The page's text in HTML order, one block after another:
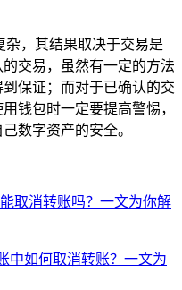
，其结果取决于交易是
交易，虽然有一定的方法
保证；而对于已确认的交
钱包时一定要提高警惕，
数字资产的安全。
取消转账吗？一文为你解
中如何取消转账？一文为